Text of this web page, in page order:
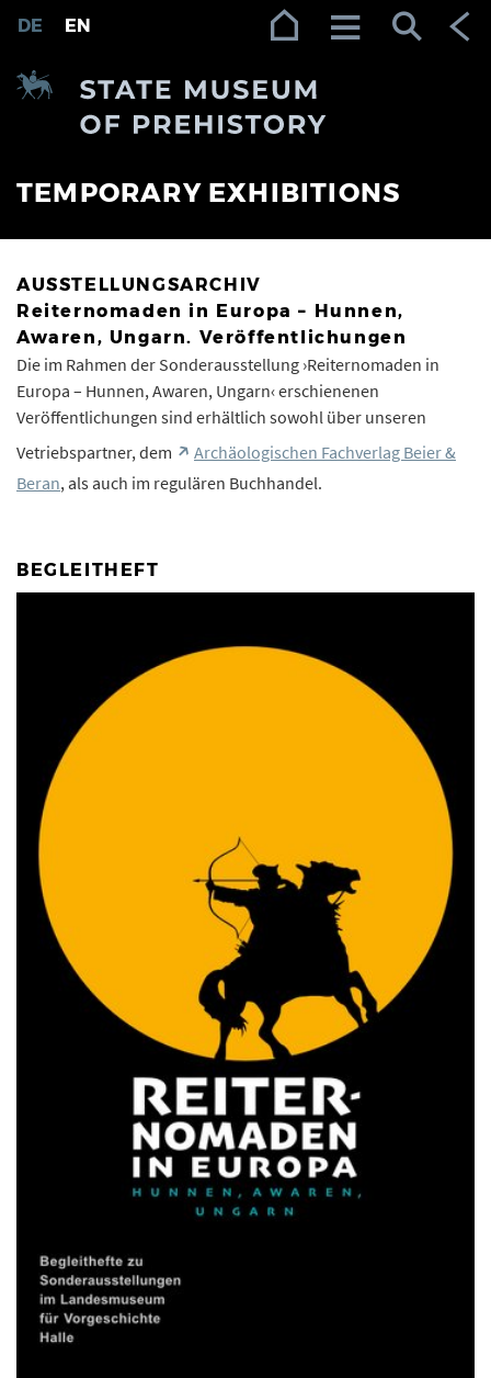
Zur Navigation (Enter)
Zum Inhalt (Enter)
Zum Footer (Enter)
TEMPORARY EXHIBITIONS
DE EN
AUSSTELLUNGSARCHIV
Reiternomaden in Europa – Hunnen,
Awaren, Ungarn. Veröffentlichungen
Die im Rahmen der Sonderausstellung ›Reiternomaden in
Europa – Hunnen, Awaren, Ungarn‹ erschienenen
Veröffentlichungen sind erhältlich sowohl über unseren
Vetriebspartner, dem
Archäologischen Fachverlag Beier &
Beran, als auch im regulären Buchhandel.
BEGLEITHEFT